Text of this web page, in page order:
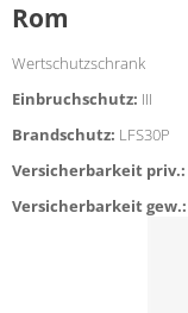
Rom
Wertschutzschrank
Einbruchschutz: III
Brandschutz: LFS30P
Versicherbarkeit priv.:
Versicherbarkeit gew.: